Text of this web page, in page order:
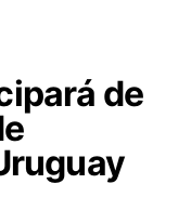
de